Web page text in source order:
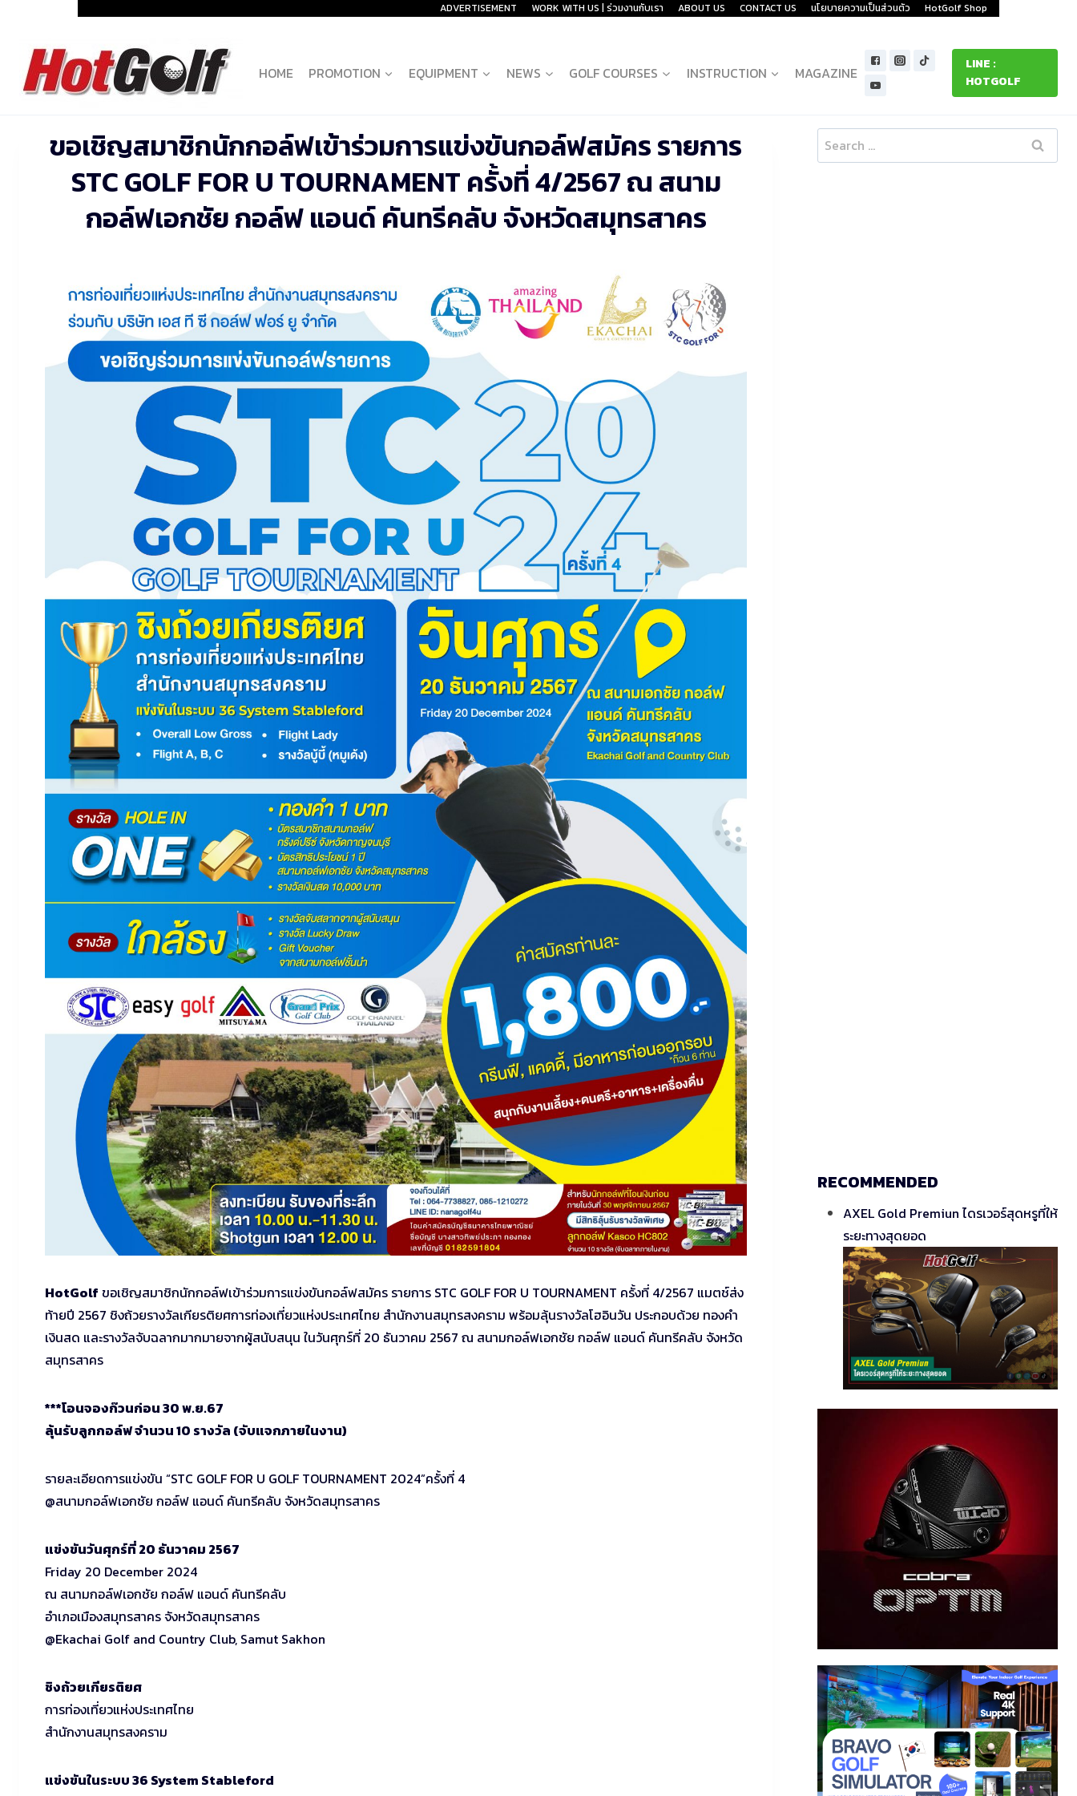
content
ADVERTISEMENT WORK WITH US | ร่วมงานกับเรา ABOUT US CONTACT US นโยบายความเป็นส่วนตัว HotGolf Shop
HOME PROMOTION EQUIPMENT NEWS GOLF COURSES INSTRUCTION MAGAZINE
LINE :
HOTGOLF
ขอเชิญสมาชิกนักกอล์ฟเข้าร่วมการแข่งขันกอล์ฟสมัคร รายการ
STC GOLF FOR U TOURNAMENT ครั้งที่ 4/2567 ณ สนาม
กอล์ฟเอกชัย กอล์ฟ แอนด์ คันทรีคลับ จังหวัดสมุทรสาคร
HotGolf ขอเชิญสมาชิกนักกอล์ฟเข้าร่วมการแข่งขันกอล์ฟสมัคร รายการ STC GOLF FOR U TOURNAMENT ครั้งที่ 4/2567 แมตช์ส่ง
ท้ายปี 2567 ชิงถ้วยรางวัลเกียรติยศการท่องเที่ยวแห่งประเทศไทย สำนักงานสมุทรสงคราม พร้อมลุ้นรางวัลโฮอินวัน ประกอบด้วย ทองคำ
เงินสด และรางวัลจับฉลากมากมายจากผู้สนับสนุน ในวันศุกร์ที่ 20 ธันวาคม 2567 ณ สนามกอล์ฟเอกชัย กอล์ฟ แอนด์ คันทรีคลับ จังหวัด
สมุทรสาคร
***โอนจองก๊วนก่อน 30 พ.ย.67
ลุ้นรับลูกกอล์ฟ จำนวน 10 รางวัล (จับแจกภายในงาน)
รายละเอียดการแข่งขัน “STC GOLF FOR U GOLF TOURNAMENT 2024”ครั้งที่ 4
@สนามกอล์ฟเอกชัย กอล์ฟ แอนด์ คันทรีคลับ จังหวัดสมุทรสาคร
แข่งขันวันศุกร์ที่ 20 ธันวาคม 2567
Friday 20 December 2024
ณ สนามกอล์ฟเอกชัย กอล์ฟ แอนด์ คันทรีคลับ
อำเภอเมืองสมุทรสาคร จังหวัดสมุทรสาคร
@Ekachai Golf and Country Club, Samut Sakhon
ชิงถ้วยเกียรติยศ
การท่องเที่ยวแห่งประเทศไทย
สำนักงานสมุทรสงคราม
แข่งขันในระบบ 36 System Stableford
Search
for:
RECOMMENDED
AXEL Gold Premiun ไดรเวอร์สุดหรูที่ให้
ระยะทางสุดยอด